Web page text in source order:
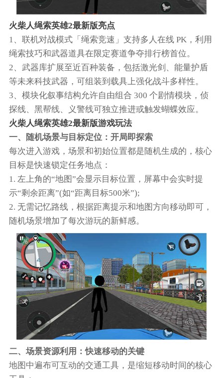
火柴人绳索英雄2最新版亮点
1、联机对战模式「绳索竞速」支持多人在线 PK，利用
绳索技巧和武器道具在限定赛道争夺排行榜首位。
2、武器库扩展至近百种装备，包括激光剑、能量护盾
等未来科技武器，可组装到载具上强化战斗多样性。
3、模块化叙事结构允许自由组合 300 个剧情模块，侦
探线、黑帮线、义警线可独立推进或触发蝴蝶效应。
火柴人绳索英雄2最新版游戏玩法
一、随机场景与目标定位：开局即探索
每次进入游戏，场景和初始位置都是随机生成的，核心
目标是快速锁定任务地点：
1. 左上角的“地图”会显示目标位置，屏幕中会实时提
示“剩余距离”(如“距离目标500米”);
2. 无需记忆路线，根据距离提示和地图方向移动即可，
随机场景增加了每次游玩的新鲜感。
二、场景资源利用：快速移动的关键
地图中遍布可互动的交通工具，是缩短移动时间的核心